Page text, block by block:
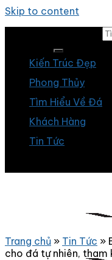
Skip to content
Kiến Trúc Đẹp
Phong Thủy
Tìm Hiểu Về Đá
Khách Hàng
Tin Tức
Trang chủ » Tin Tức »
cho đá tự nhiên, tham